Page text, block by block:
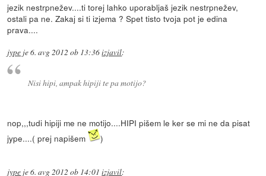
jezik nestrpnežev....ti torej lahko uporabljaš jezik nestrpnežev,
ostali pa ne. Zakaj si ti izjema ? Spet tisto tvoja pot je edina
prava....
jype je6. avg 2012 ob 13:36izjavil:
Nisi hipi, ampak hipiji te pa motijo?
nop,,,tudi hipiji me ne motijo....HIPI pišem le ker se mi ne da pisat
jype....( prej napišem
)
jype je6. avg 2012 ob 14:01 izjavil: